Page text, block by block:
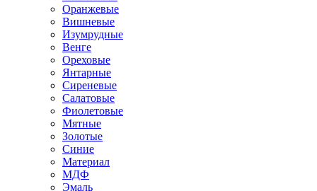
Оранжевые
Вишневые
Изумрудные
Венге
Ореховые
Янтарные
Сиреневые
Салатовые
Фиолетовые
Мятные
Золотые
Синие
Материал
МДФ
Эмаль